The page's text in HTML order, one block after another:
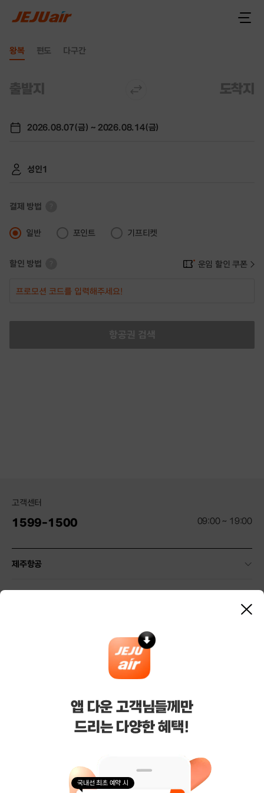
왕복 편도 다구간
출발지 도착지
열
2026.08.07(금) ~ 2026.08.14(금)
성인1
결제 방법
일반 포인트 기프티켓
할인 방법 운임 할인 쿠폰
항공권 검색
닫
앱 다운 고객님들께만
드리는 다양한 혜택!
국내선 최초 예약 시
고객센터
1599-1500 09:00 ~ 19:00
제주항공
통신판매업신고 : 제주 2006-125호
호스팅 사업자 : AWS